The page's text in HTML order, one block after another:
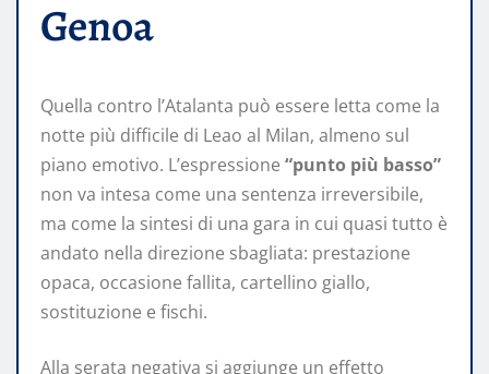
Genoa
Quella contro l’Atalanta può essere letta come la
notte più difficile di Leao al Milan, almeno sul
piano emotivo. L’espressione “punto più basso”
non va intesa come una sentenza irreversibile,
ma come la sintesi di una gara in cui quasi tutto è
andato nella direzione sbagliata: prestazione
opaca, occasione fallita, cartellino giallo,
sostituzione e fischi.
Alla serata negativa si aggiunge un effetto